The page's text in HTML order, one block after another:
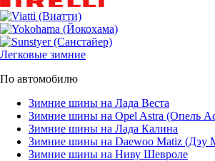
Легковые зимние
По автомобилю
Зимние шины на Лада Веста
Зимние шины на Opel Astra (Опель
Зимние шины на Лада Калина
Зимние шины на Daewoo Matiz (Дэу
Зимние шины на Ниву Шевроле